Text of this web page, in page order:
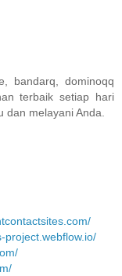
bandarq, dominoqq
terbaik setiap hari
melayani Anda.
project.webflow.io/